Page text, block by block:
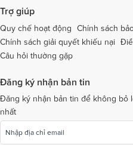
Dịch vụ cưới tại Thừa Thiên - Huế
Dịch vụ cưới tại An Giang
Dịch vụ cưới tại Tuyên Quang
Dịch vụ cưới tại Bà Rịa - Vũng Tàu
Dịch vụ cưới tại Bắc Kạn
Trợ giúp
Quy chế hoạt động
Chính sách
Chính sách giải quyết khiếu nại
Câu hỏi thường gặp
Đăng ký nhận bản tin
Đăng ký nhận bản tin để không bỏ
nhất